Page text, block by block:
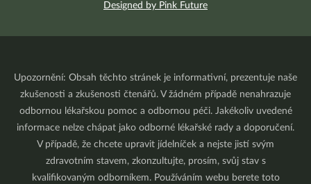
Designed by Pink Future
Upozornění: Obsah těchto stránek je informativní, prezentuje naše
zkušenosti a zkušenosti čtenářů. V žádném případě nenahrazuje
odbornou lékařskou pomoc a odbornou péči. Jakékoliv uvedené
informace nelze chápat jako odborné lékařské rady a doporučení.
V případě, že chcete upravit jídelníček a nejste jistí svým
zdravotním stavem, zkonzultujte, prosím, svůj stav s
kvalifikovaným odborníkem. Používáním webu berete toto